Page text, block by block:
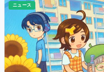
ニュース